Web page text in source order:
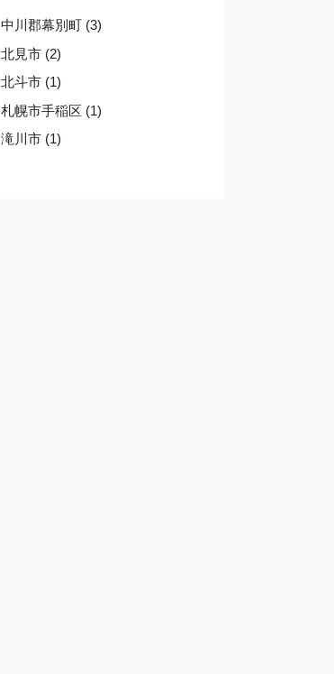
中川郡幕別町 (3)
北見市 (2)
北斗市 (1)
札幌市手稲区 (1)
滝川市 (1)